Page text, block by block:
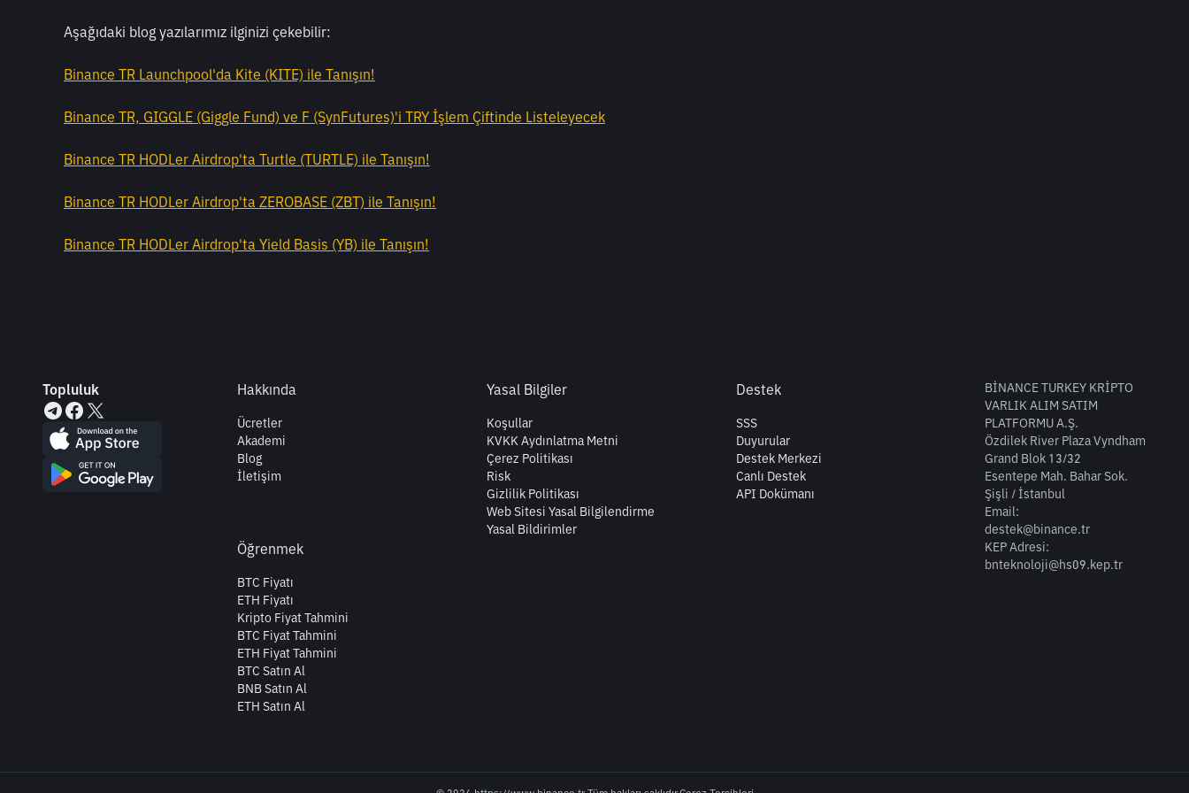
Aşağıdaki blog yazılarımız ilginizi çekebilir:
Binance TR Launchpool'da Kite (KITE) ile Tanışın!
Binance TR, GIGGLE (Giggle Fund) ve F (SynFutures)'i TRY İşlem Çiftinde Listeleyecek
Binance TR HODLer Airdrop'ta Turtle (TURTLE) ile Tanışın!
Binance TR HODLer Airdrop'ta ZEROBASE (ZBT) ile Tanışın!
Binance TR HODLer Airdrop'ta Yield Basis (YB) ile Tanışın!
Topluluk Hakkında
Ücretler
Akademi
Blog
İletişim
Yasal Bilgiler
Koşullar
KVKK Aydınlatma Metni
Çerez Politikası
Risk
Gizlilik Politikası
Web Sitesi Yasal Bilgilendirme
Yasal Bildirimler
Destek
SSS
Duyurular
Destek Merkezi
Canlı Destek
API Dokümanı
Öğrenmek
BTC Fiyatı
ETH Fiyatı
Kripto Fiyat Tahmini
BTC Fiyat Tahmini
ETH Fiyat Tahmini
BTC Satın Al
BNB Satın Al
ETH Satın Al
BİNANCE TURKEY KRİPTO
VARLIK ALIM SATIM
PLATFORMU A.Ş.
Özdilek River Plaza Vyndham
Grand Blok 13/32
Esentepe Mah. Bahar Sok.
Şişli / İstanbul
Email:
destek@binance.tr
KEP Adresi:
bnteknoloji@hs09.kep.tr